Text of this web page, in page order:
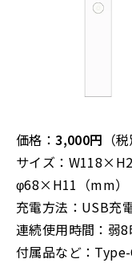
価格：3,000円 （
サイズ：
φ68×H11（mm）
充電方法：USB充
連続使用時間：弱
付属品など：